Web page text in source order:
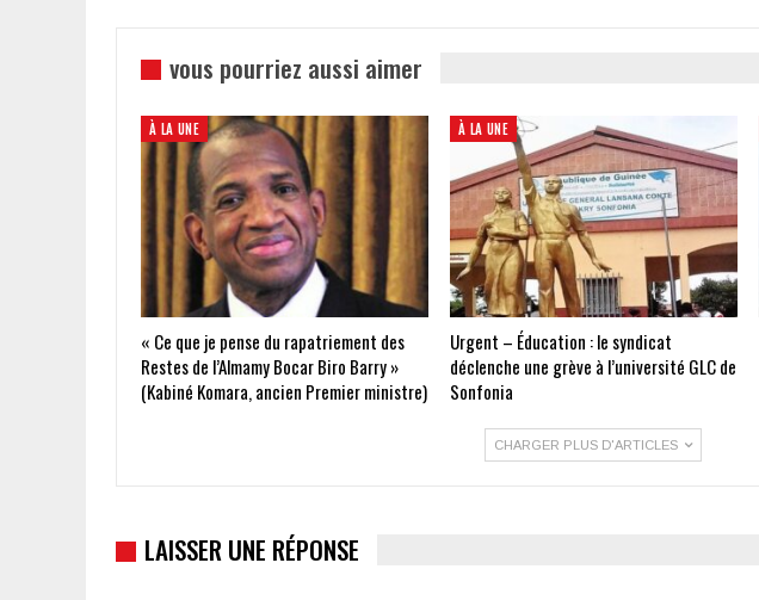
vous pourriez aussi aimer
À LA UNE
« Ce que je pense du rapatriement des
Restes de l’Almamy Bocar Biro Barry »
(Kabiné Komara, ancien Premier ministre)
À LA UNE
Urgent – Éducation : le syndicat
déclenche une grève à l’université GLC de
Sonfonia
CHARGER PLUS D'ARTICLES
LAISSER UNE RÉPONSE